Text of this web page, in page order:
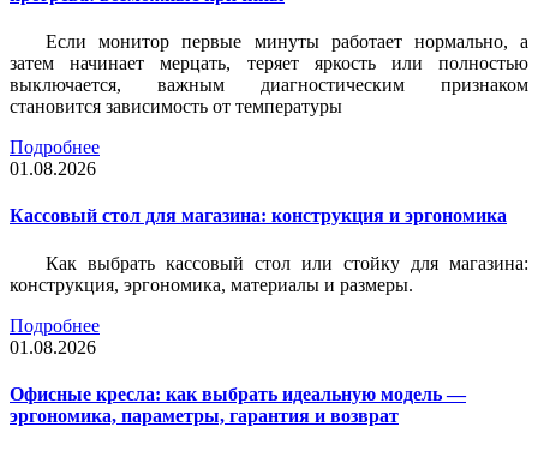
Если монитор первые минуты работает нормально, а
затем начинает мерцать, теряет яркость или полностью
выключается, важным диагностическим признаком
становится зависимость от температуры
Подробнее
01.08.2026
Кассовый стол для магазина: конструкция и эргономика
Как выбрать кассовый стол или стойку для магазина:
конструкция, эргономика, материалы и размеры.
Подробнее
01.08.2026
Офисные кресла: как выбрать идеальную модель —
эргономика, параметры, гарантия и возврат